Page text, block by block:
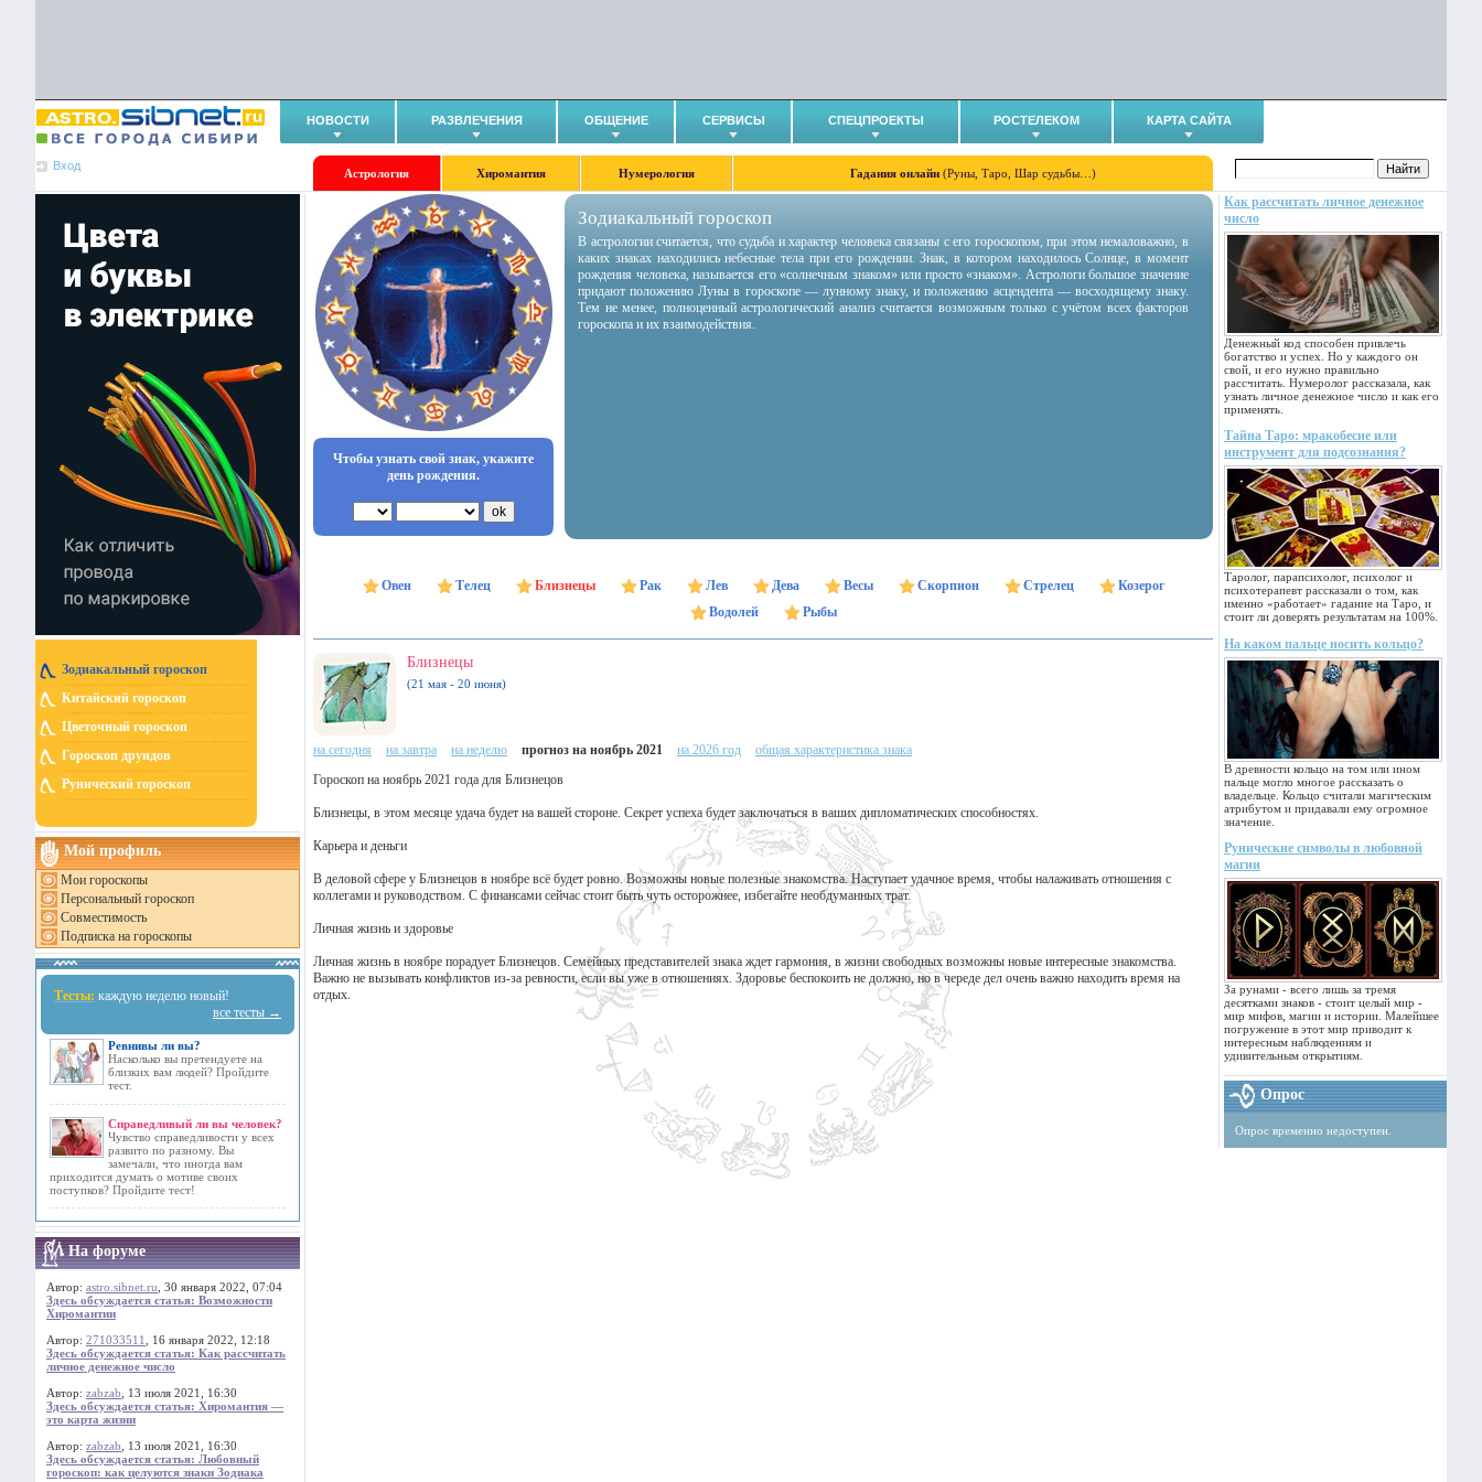
НОВОСТИ РАЗВЛЕЧЕНИЯ ОБЩЕНИЕ СЕРВИСЫ СПЕЦПРОЕКТЫ РОСТЕЛЕКОМ КАРТА САЙТА
Вход
Астрология Хиромантия Нумерология Гадания онлайн (Руны, Таро, Шар судьбы…)
Зодиакальный гороскоп
Китайский гороскоп
Цветочный гороскоп
Гороскоп друидов
Рунический гороскоп
Мой профиль
Мои гороскопы
Персональный гороскоп
Совместимость
Подписка на гороскопы
Тесты: каждую неделю новый!
все тесты →
Ревнивы ли вы?
Насколько вы претендуете на
близких вам людей? Пройдите
тест.
Справедливый ли вы человек?
Чувство справедливости у всех
развито по разному. Вы
замечали, что иногда вам
приходится думать о мотиве своих
поступков? Пройдите тест!
На форуме
Автор: astro.sibnet.ru , 30 января 2022, 07:04
Здесь обсуждается статья: Возможности
Хиромантии
Автор: 271033511
, 16 января 2022, 12:18
Здесь обсуждается статья: Как рассчитать
личное денежное число
Автор: zabzab , 13 июля 2021, 16:30
Здесь обсуждается статья: Хиромантия —
это карта жизни
Автор: zabzab , 13 июля 2021, 16:30
Здесь обсуждается статья: Любовный
гороскоп: как целуются знаки Зодиака
Как рассчитать личное денежное
число
Денежный код способен привлечь
богатство и успех. Но у каждого он
свой, и его нужно правильно
рассчитать. Нумеролог рассказала, как
узнать личное денежное число и как его
применять.
Тайна Таро: мракобесие или
инструмент для подсознания?
Таролог, парапсихолог, психолог и
психотерапевт рассказали о том, как
именно «работает» гадание на Таро, и
стоит ли доверять результатам на 100%.
На каком пальце носить кольцо?
В древности кольцо на том или ином
пальце могло многое рассказать о
владельце. Кольцо считали магическим
атрибутом и придавали ему огромное
значение.
Рунические символы в любовной
магии
За рунами - всего лишь за тремя
десятками знаков - стоит целый мир -
мир мифов, магии и истории. Малейшее
погружение в этот мир приводит к
интересным наблюдениям и
удивительным открытиям.
Опрос
Опрос временно недоступен.
Чтобы узнать свой знак, укажите
день рождения.
Зодиакальный гороскоп
В астрологии считается, что судьба и характер человека связаны с его гороскопом, при этом немаловажно, в
каких знаках находились небесные тела при его рождении. Знак, в котором находилось Солнце, в момент
рождения человека, называется его «солнечным знаком» или просто «знаком». Астрологи большое значение
придают положению Луны в гороскопе — лунному знаку, и положению асцендента — восходящему знаку.
Тем не менее, полноценный астрологический анализ считается возможным только с учётом всех факторов
гороскопа и их взаимодействия.
Овен Телец Близнецы Рак Лев Дева Весы Скорпион Стрелец
Козерог
Водолей
Рыбы
Близнецы
(21 мая - 20 июня)
на сегодня на завтра на неделю прогноз на ноябрь 2021 на 2026 год
общая характеристика знака
Гороскоп на ноябрь 2021 года для Близнецов
Близнецы, в этом месяце удача будет на вашей стороне. Секрет успеха будет заключаться в ваших дипломатических способностях.
Карьера и деньги
В деловой сфере у Близнецов в ноябре всё будет ровно. Возможны новые полезные знакомства. Наступает удачное время, чтобы налаживать отношения с
коллегами и руководством. С финансами сейчас стоит быть чуть осторожнее, избегайте необдуманных трат.
Личная жизнь и здоровье
Личная жизнь в ноябре порадует Близнецов. Семейных представителей знака ждет гармония, в жизни свободных возможны новые интересные знакомства.
Важно не вызывать конфликтов из-за ревности, если вы уже в отношениях. Здоровье беспокоить не должно, но в череде дел очень важно находить время на
отдых.